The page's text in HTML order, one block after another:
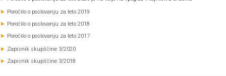
► Poročilo o poslovanju za leto 2019
► Poročilo o poslovanju za leto 2018
► Poročilo o poslovanju za leto 2017
► Zapisnik skupščine 3/2020
► Zapisnik skupščine 3/2018